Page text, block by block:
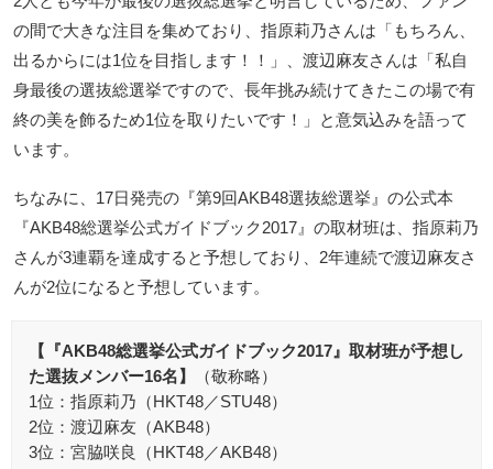
の間で大きな注目を集めており、指原莉乃さんは「もちろん、
出るからには1位を目指します！！」、渡辺麻友さんは「私自
身最後の選抜総選挙ですので、長年挑み続けてきたこの場で有
終の美を飾るため1位を取りたいです！」と意気込みを語って
います。
ちなみに、17日発売の『第9回AKB48選抜総選挙』の公式本
『AKB48総選挙公式ガイドブック2017』の取材班は、指原莉乃
さんが3連覇を達成すると予想しており、2年連続で渡辺麻友さ
んが2位になると予想しています。
【『AKB48総選挙公式ガイドブック2017』取材班が予想し
た選抜メンバー16名】
（敬称略）
1位：指原莉乃（HKT48／STU48）
2位：渡辺麻友（AKB48）
3位：宮脇咲良（HKT48／AKB48）